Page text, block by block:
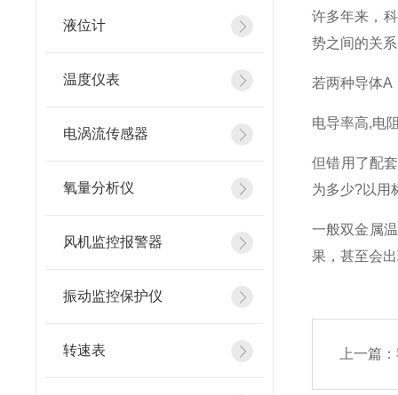
液位计
温度仪表
电涡流传感器
氧量分析仪
风机监控报警器
振动监控保护仪
转速表
许多年来，
势之间的关
若两种导体A
电导率高,电
但错用了配
为多少?以用
一般双金属
果，甚至会
上一篇：